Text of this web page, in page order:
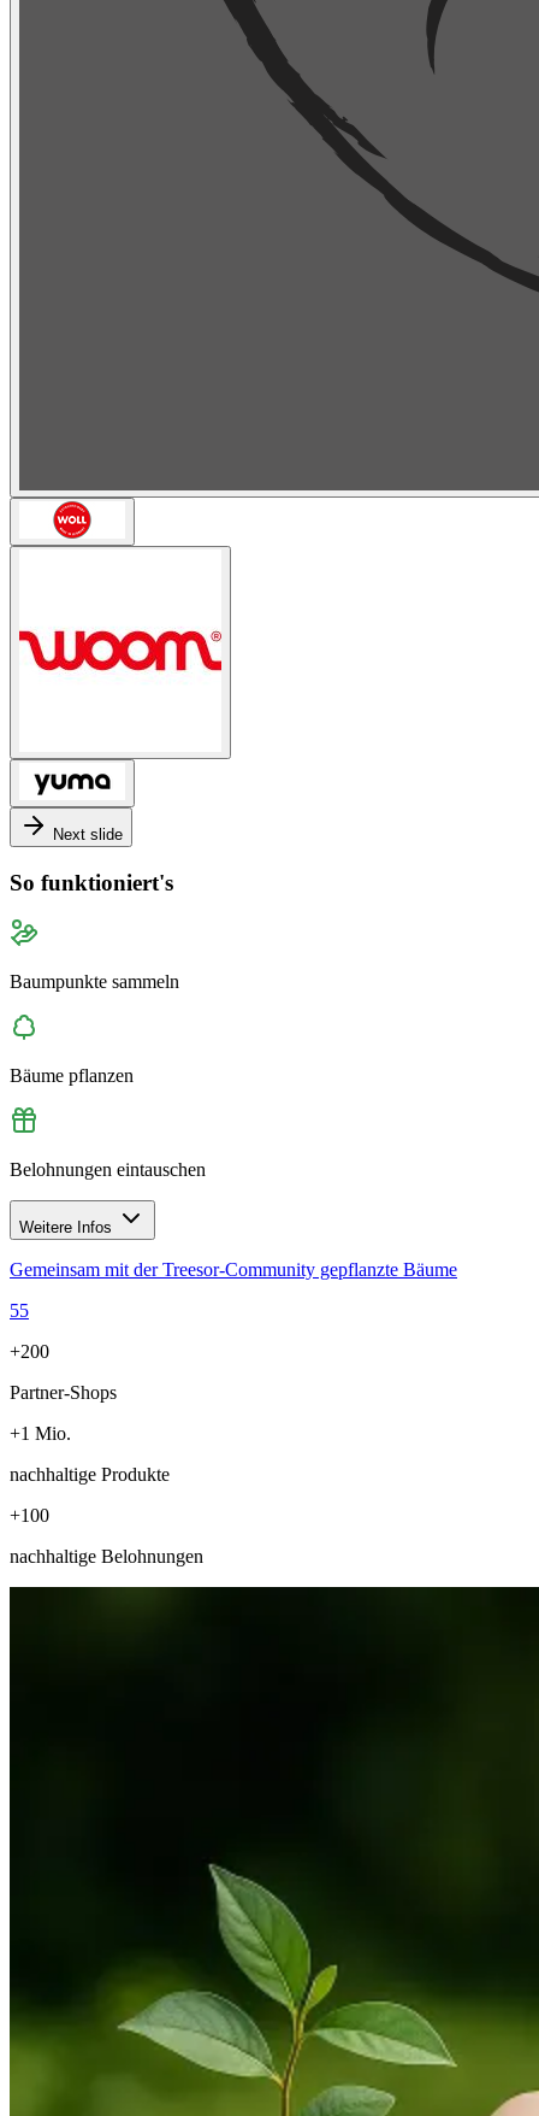
Next slide
So funktioniert's
Baumpunkte sammeln
Bäume pflanzen
Belohnungen eintauschen
Weitere Infos
Gemeinsam mit der Treesor-Community gepflanzte Bäume
55
+200
Partner-Shops
+1 Mio.
nachhaltige Produkte
+100
nachhaltige Belohnungen